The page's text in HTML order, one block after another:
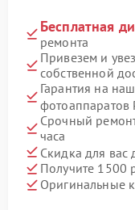
Бесплатная
ремонта
Привезем и
собственной
Гарантия на
фотоаппаратов
Срочный
часа
Скидка для вас
Получите 1500
Оригинальные